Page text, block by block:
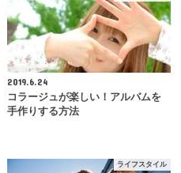
2019.6.24
コラージュが楽しい！アルバムを
手作りする方法
ライフスタイル